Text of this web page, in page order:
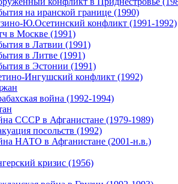
на иранской границе (1990)
Ю.Осетинский конфликт (1991-1992)
в Москве (1991)
в Латвии (1991)
в Литве (1991)
в Эстонии (1991)
Ингушский конфликт (1992)
война (1992-1994)
СССР в Афганистане (1979-1989)
посольств (1992)
НАТО в Афганистане (2001-н.в.)
кризис (1956)